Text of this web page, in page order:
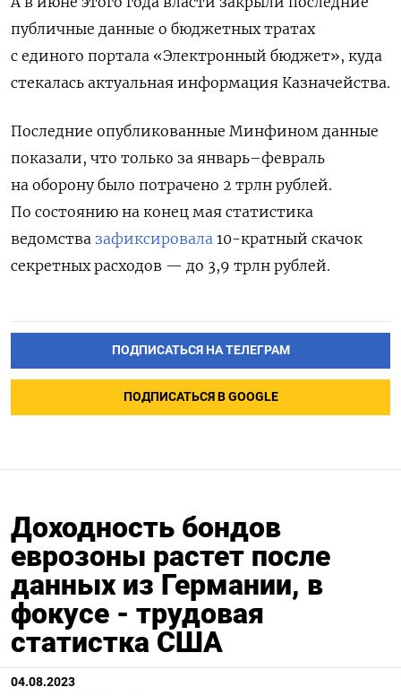
публичные данные о бюджетных тратах
с единого портала «Электронный бюджет», куда
стекалась актуальная информация Казначейства.
Последние опубликованные Минфином данные
показали, что только за январь–февраль
на оборону было потрачено 2 трлн рублей.
По состоянию на конец мая статистика
ведомства зафиксировала 10-кратный скачок
секретных расходов — до 3,9 трлн рублей.
ПОДПИСАТЬСЯ НА ТЕЛЕГРАМ
ПОДПИСАТЬСЯ В GOOGLE
Доходность бондов
еврозоны растет после
данных из Германии, в
фокусе - трудовая
статистка США
04.08.2023